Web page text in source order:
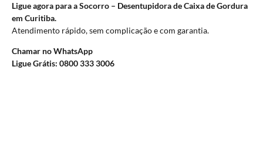
Ligue agora para a Socorro – Desentupidora de Caixa de Gordura
em Curitiba.
Atendimento rápido, sem complicação e com garantia.
Chamar no WhatsApp
Ligue Grátis: 0800 333 3006